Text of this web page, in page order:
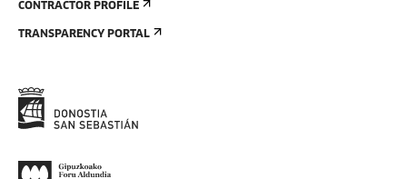
CONTRACTOR PROFILE
TRANSPARENCY PORTAL